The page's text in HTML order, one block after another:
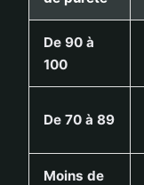
De 90 à
100
De 70 à 89
Moins de